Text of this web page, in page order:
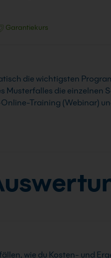
Garantiekurs
die wichtigsten
die einzelnen
Training (Webinar)
wie du Kosten- und